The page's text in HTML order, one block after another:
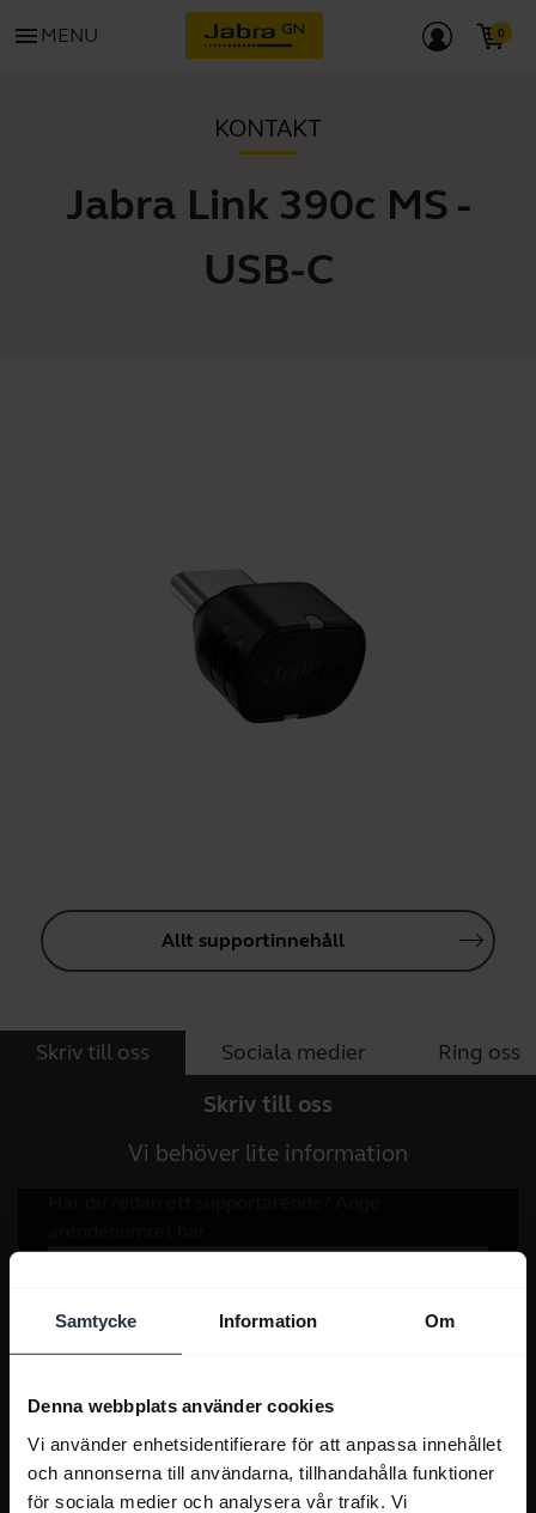
Samtycke Information Om
Denna webbplats använder cookies
Vi använder enhetsidentifierare för att anpassa innehållet
och annonserna till användarna, tillhandahålla funktioner
för sociala medier och analysera vår trafik. Vi
menu MENU
KONTAKT
Jabra Link 390c MS -
USB-C
Allt supportinnehåll
Skriv till oss Sociala medier Ring oss
Skriv till oss
Vi behöver lite information